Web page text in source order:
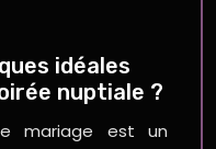
idéales
nuptiale ?
mariage est un